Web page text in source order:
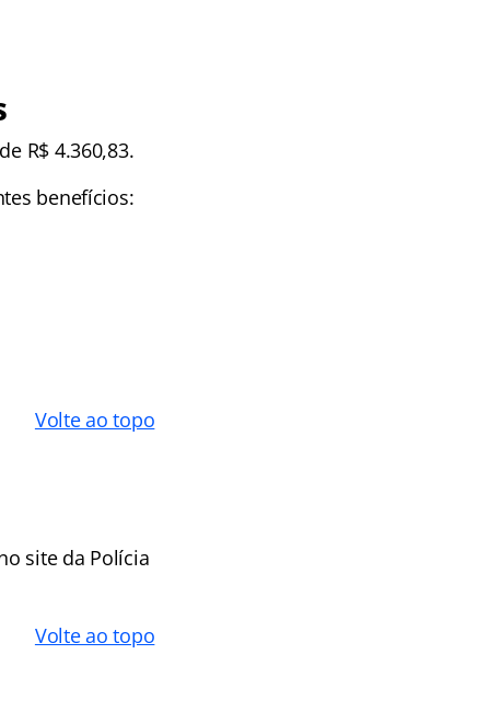
R$ 4.360,83.
benefícios:
Volte ao topo
site da Polícia
Volte ao topo